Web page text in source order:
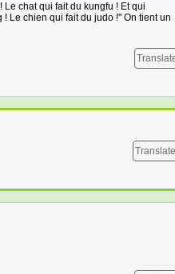
chat qui fait du kungfu ! Et qui
Le chien qui fait du judo !" On tient un
Translate